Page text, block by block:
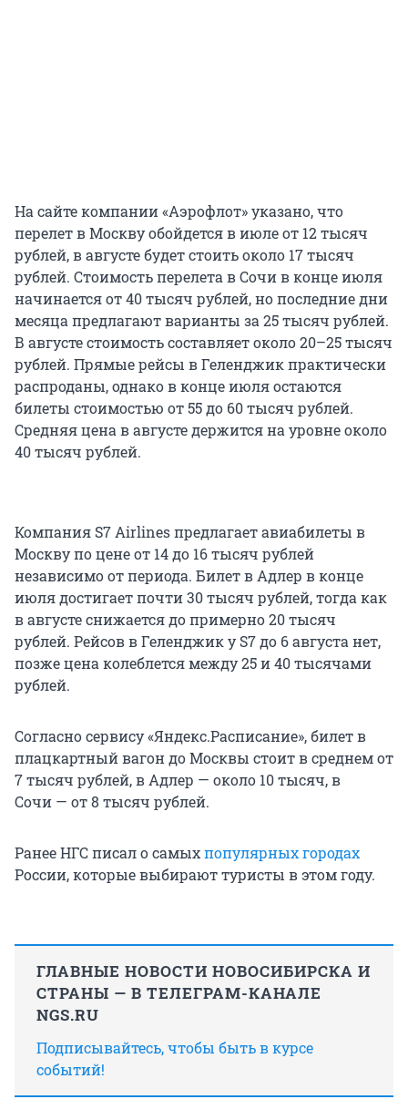
На сайте компании «Аэрофлот» указано, что
перелет в Москву обойдется в июле от 12 тысяч
рублей, в августе будет стоить около 17 тысяч
рублей. Стоимость перелета в Сочи в конце июля
начинается от 40 тысяч рублей, но последние дни
месяца предлагают варианты за 25 тысяч рублей.
В августе стоимость составляет около 20–25 тысяч
рублей. Прямые рейсы в Геленджик практически
распроданы, однако в конце июля остаются
билеты стоимостью от 55 до 60 тысяч рублей.
Средняя цена в августе держится на уровне около
40 тысяч рублей.
Компания S7 Airlines предлагает авиабилеты в
Москву по цене от 14 до 16 тысяч рублей
независимо от периода. Билет в Адлер в конце
июля достигает почти 30 тысяч рублей, тогда как
в августе снижается до примерно 20 тысяч
рублей. Рейсов в Геленджик у S7 до 6 августа нет,
позже цена колеблется между 25 и 40 тысячами
рублей.
Согласно сервису «Яндекс.Расписание», билет в
плацкартный вагон до Москвы стоит в среднем от
7 тысяч рублей, в Адлер — около 10 тысяч, в
Сочи — от 8 тысяч рублей.
Ранее НГС писал о самыхпопулярных городах
России, которые выбирают туристы в этом году.
ГЛАВНЫЕ НОВОСТИ НОВОСИБИРСКА И
СТРАНЫ — В ТЕЛЕГРАМ-КАНАЛЕ
NGS.RU
Подписывайтесь, чтобы быть в курсе
событий!